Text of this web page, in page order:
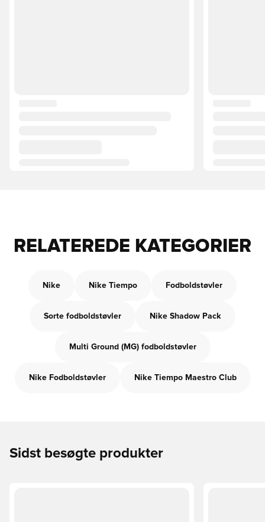
RELATEREDE KATEGORIER
Nike Nike Tiempo Fodboldstøvler
Sorte fodboldstøvler Nike Shadow Pack
Multi Ground (MG) fodboldstøvler
Nike Fodboldstøvler Nike Tiempo Maestro Club
Sidst besøgte produkter